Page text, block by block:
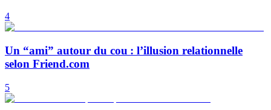
4
Un “ami” autour du cou : l’illusion relationnelle
selon Friend.com
5